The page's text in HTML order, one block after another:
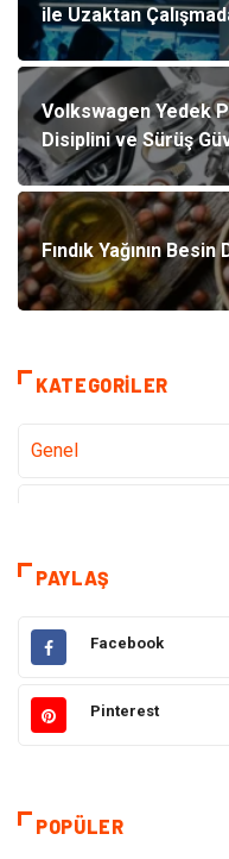
ile Uzaktan
Volkswagen Yedek
Disiplini ve Sürüş
Fındık Yağının
KATEGORILER
Genel
Eğitim
Makine
Gıda
Emlak
PAYLAŞ
Facebook
Pinterest
POPÜLER